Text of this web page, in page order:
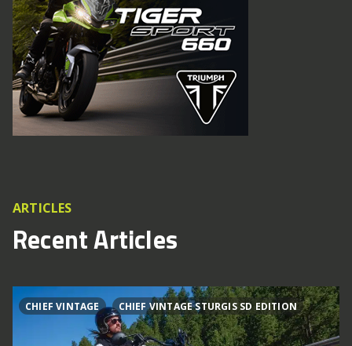
ARTICLES
Recent Articles
CHIEF VINTAGE CHIEF VINTAGE STURGIS SD EDITION